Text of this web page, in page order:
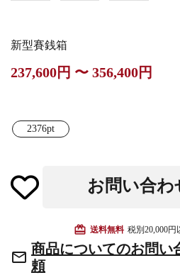
コート・雨具
欄間・障子・襖・翠
簾
お手入れ用品
新型賽銭箱
237,600円 〜 356,400円
2376pt
お問い合
card_giftcard 送料無料 税別20,000
mail_outline 商品についてのお問い
頼